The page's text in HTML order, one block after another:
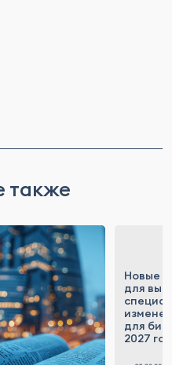
также
Новые
для
для
2027